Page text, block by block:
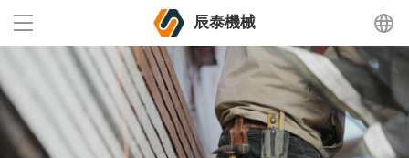
關于我們
辰泰機械